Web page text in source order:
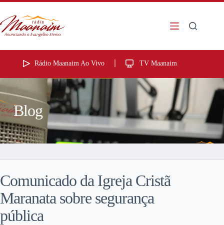
Rádio Maanaim Ao Vivo TV Maanaim
Blog
Comunicado da Igreja Cristã
Maranata sobre segurança
pública